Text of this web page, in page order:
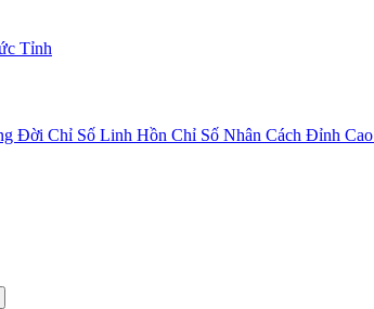
Tỉnh
Đời Chỉ Số Linh Hồn Chỉ Số Nhân Cách Đỉnh